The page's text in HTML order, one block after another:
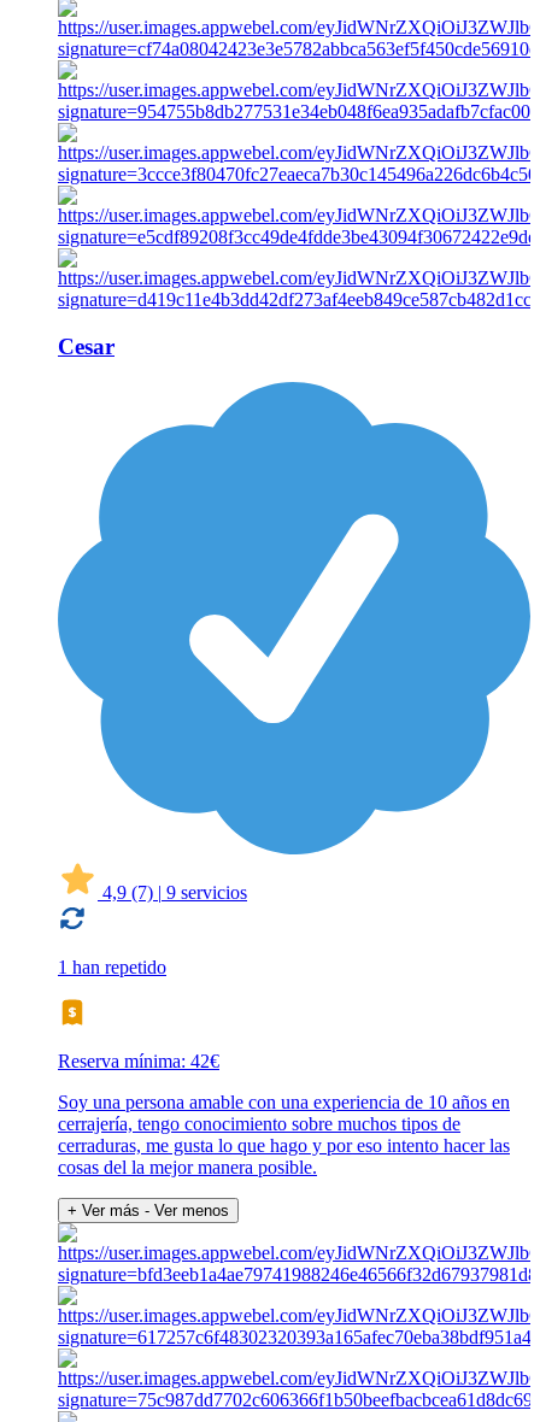
Cesar
4,9 (7) | 9 servicios
1 han repetido
Reserva mínima: 42€
Soy una persona amable con una experiencia de 10 años en
cerrajería, tengo conocimiento sobre muchos tipos de
cerraduras, me gusta lo que hago y por eso intento hacer las
cosas del la mejor manera posible.
+ Ver más - Ver menos